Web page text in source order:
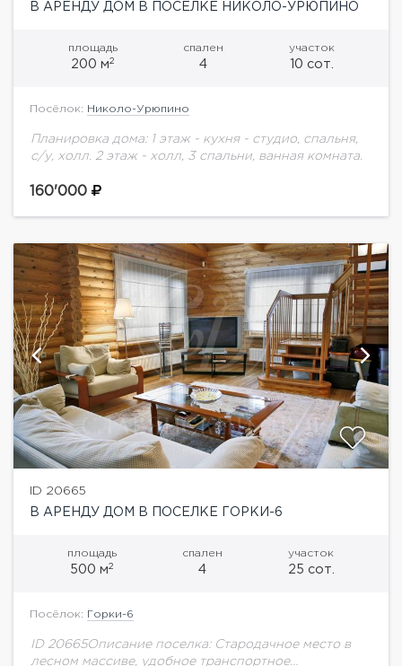
В АРЕНДУ ДОМ В ПОСЕЛКЕ НИКОЛО-УРЮПИНО
площадь
200 м2
спален
4
участок
10 сот.
Посёлок: Николо-Урюпино
Планировка дома: 1 этаж - кухня - студио, спальня,
с/у, холл. 2 этаж - холл, 3 спальни, ванная комната.
160'000
ID 20665
В АРЕНДУ ДОМ В ПОСЕЛКЕ ГОРКИ-6
площадь
500 м2
спален
4
участок
25 сот.
Посёлок: Горки-6
ID 20665Описание поселка: Стародачное место в
лесном массиве, удобное транспортное